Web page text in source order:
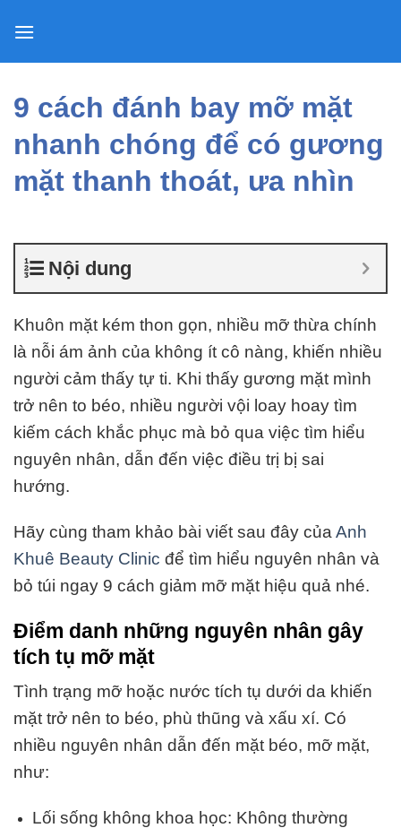
9 cách đánh bay mỡ mặt
nhanh chóng để có gương
mặt thanh thoát, ưa nhìn
Nội dung
Khuôn mặt kém thon gọn, nhiều mỡ thừa chính
là nỗi ám ảnh của không ít cô nàng, khiến nhiều
người cảm thấy tự ti. Khi thấy gương mặt mình
trở nên to béo, nhiều người vội loay hoay tìm
kiếm cách khắc phục mà bỏ qua việc tìm hiểu
nguyên nhân, dẫn đến việc điều trị bị sai
hướng.
Hãy cùng tham khảo bài viết sau đây của Anh
Khuê Beauty Clinic để tìm hiểu nguyên nhân và
bỏ túi ngay 9 cách giảm mỡ mặt hiệu quả nhé.
Điểm danh những nguyên nhân gây
tích tụ mỡ mặt
Tình trạng mỡ hoặc nước tích tụ dưới da khiến
mặt trở nên to béo, phù thũng và xấu xí. Có
nhiều nguyên nhân dẫn đến mặt béo, mỡ mặt,
như:
Lối sống không khoa học: Không thường